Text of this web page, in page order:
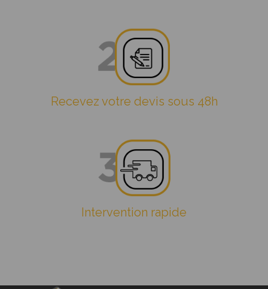
Recevez votre devis sous 48h
Intervention rapide